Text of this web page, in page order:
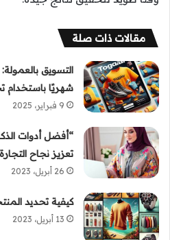
مقالات ذات صلة
شهريًا باستخدام
9 فبراير، 2025
“أفضل أدوات
تعزيز نجاح التجارة
26 أبريل، 2023
كيفية تحديد
13 أبريل، 2023